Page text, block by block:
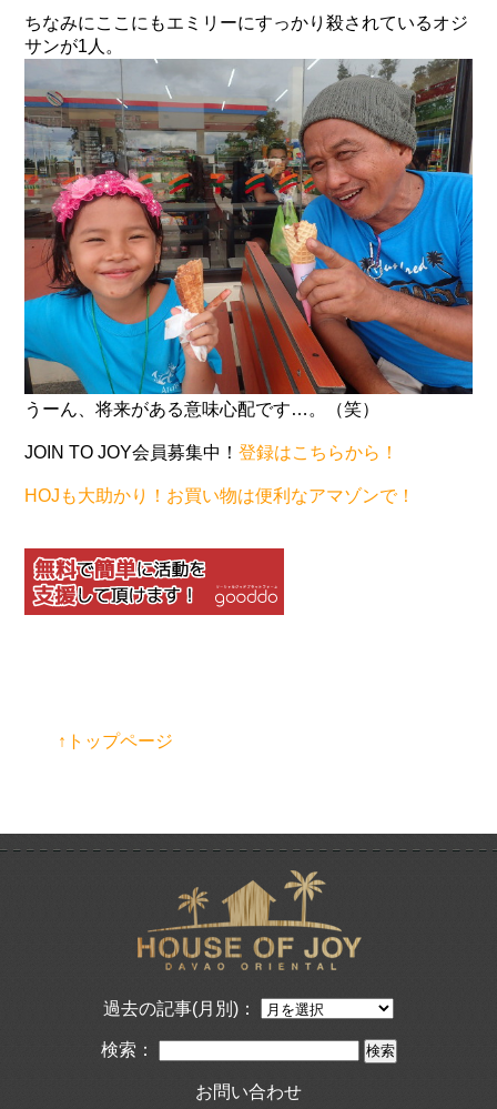
ちなみにここにもエミリーにすっかり殺されているオジ
サンが1人。
うーん、将来がある意味心配です…。（笑）
JOIN TO JOY会員募集中！登録はこちらから！
HOJも大助かり！お買い物は便利なアマゾンで！
↑トップページ
過去の記事(月別)：
検索：
お問い合わせ